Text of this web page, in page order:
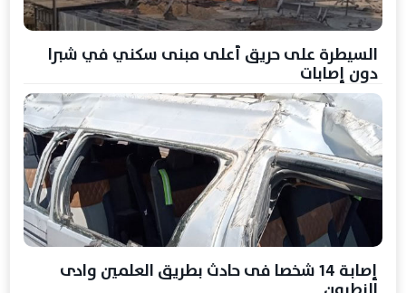
السيطرة على حريق أعلى مبنى سكني في شبرا
دون إصابات
إصابة 14 شخصا فى حادث بطريق العلمين وادى